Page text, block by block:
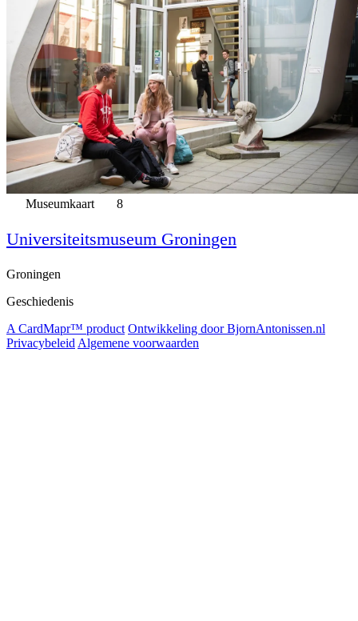
Museumkaart 8
Universiteitsmuseum Groningen
Groningen
Geschiedenis
A CardMapr™ product Ontwikkeling door BjornAntonissen.nl
Privacybeleid Algemene voorwaarden